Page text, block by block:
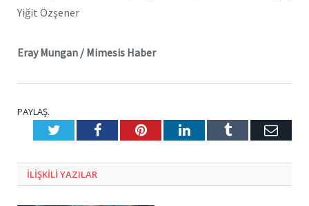
Yiğit Özşener
Eray Mungan / Mimesis Haber
PAYLAŞ.
TwitterFacebookPinterestLinkedInTumblr E-
ILIŞKILI YAZILAR